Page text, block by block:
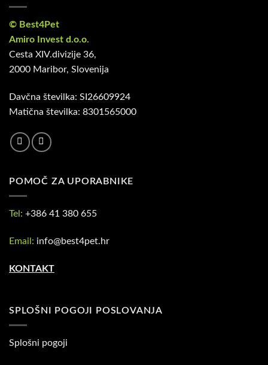
© Best4Pet
Amiro Invest d.o.o.
Cesta XIV.divizije 36,
2000 Maribor, Slovenija
Davčna številka: SI26609924
Matična številka: 8301565000
POMOČ ZA UPORABNIKE
Tel: +386 41 380 655
Email: info@best4pet.hr
KONTAKT
SPLOŠNI POGOJI POSLOVANJA
Splošni pogoji